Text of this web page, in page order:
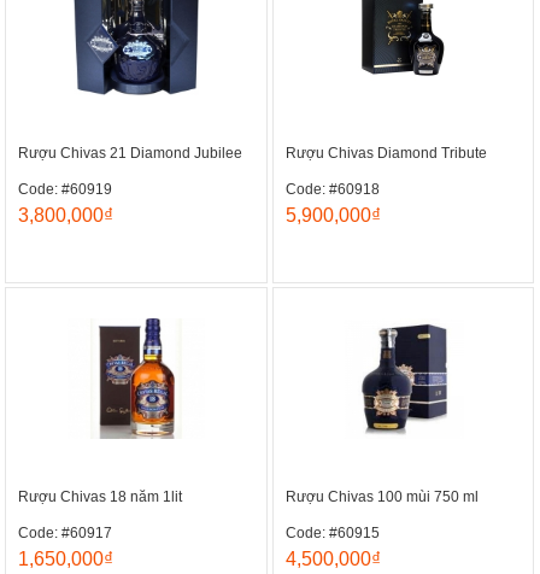
Rượu Chivas 21 Diamond Jubilee
Code: #60919
3,800,000₫
Rượu Chivas Diamond Tribute
Code: #60918
5,900,000₫
Rượu Chivas 18 năm 1lit
Code: #60917
1,650,000₫
Rượu Chivas 100 mùi 750 ml
Code: #60915
4,500,000₫